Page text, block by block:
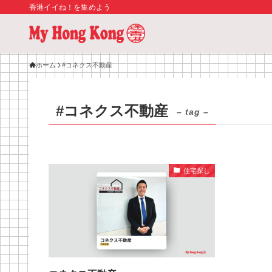
香港イイね！を集めよう
ホーム #コネクス不動産
#コネクス不動産 – tag –
住宅探し